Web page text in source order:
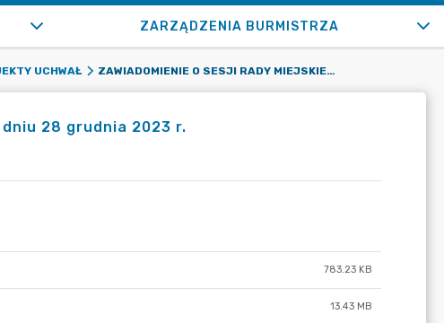
ZARZĄDZENIA BURMISTRZA
UCHWAŁ ZAWIADOMIENIE O SESJI RADY MIEJSKIEJ W PUŁTUSKU W DNIU 28 GRUDNIA 2023 R.
28 grudnia 2023 r.
783.23 KB
13.43 MB